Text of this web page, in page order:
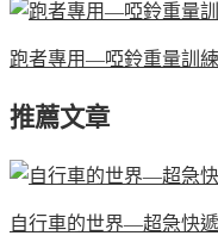
跑者專用—啞鈴重量訓
推薦文章
自行車的世界—超急快遞